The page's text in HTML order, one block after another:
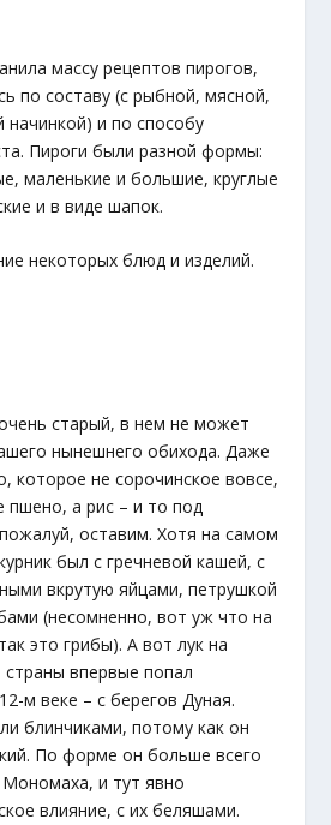
массу рецептов пирогов,
по составу (с рыбной, мясной,
и по способу
Пироги были разной формы:
маленькие и большие, круглые
и в виде шапок.
некоторых блюд и изделий.
старый, в нем не может
нынешнего обихода. Даже
которое не сорочинское вовсе,
пшено, а рис – и то под
оставим. Хотя на самом
был с гречневой кашей, с
вкрутую яйцами, петрушкой
(несомненно, вот уж что на
это грибы). А вот лук на
впервые попал
м веке – с берегов Дуная.
блинчиками, потому как он
По форме он больше всего
и тут явно
влияние, с их беляшами.